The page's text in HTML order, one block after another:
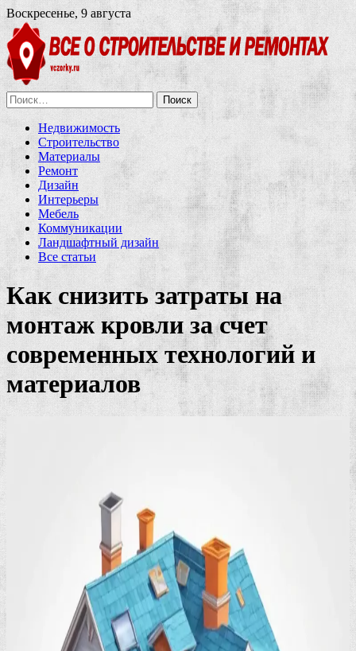
Воскресенье, 9 августа
Найти:
Недвижимость
Строительство
Материалы
Ремонт
Дизайн
Интерьеры
Мебель
Коммуникации
Ландшафтный дизайн
Все статьи
Как снизить затраты на
монтаж кровли за счет
современных технологий и
материалов